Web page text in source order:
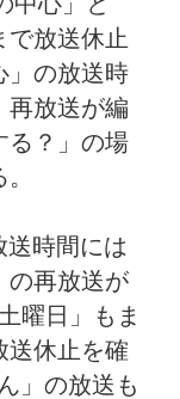
で放送休止
」の放送時
再放送が編
る？」の場
送時間には
の再放送が
曜日」もま
送休止を確
」の放送も